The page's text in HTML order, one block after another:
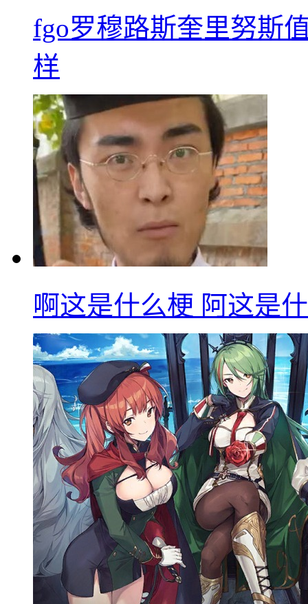
fgo罗穆路斯奎里努斯
样
啊这是什么梗 阿这是